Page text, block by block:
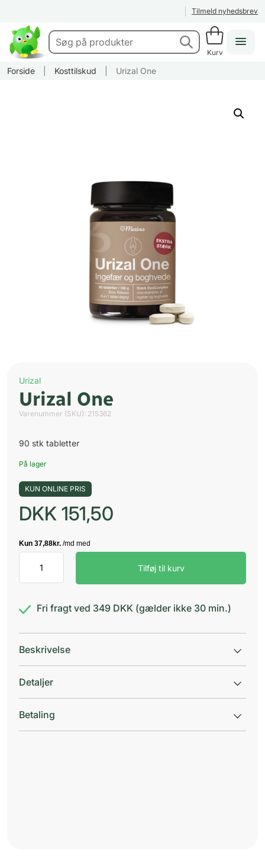
Tilmeld nyhedsbrev
Kurv
Forside Kosttilskud Urizal One
Urizal
Urizal One
Varenummer (SKU): 215362
90 stk tabletter
På lager
KUN ONLINE PRIS
DKK 151,50
antal
Tilføj til kurv
Fri fragt ved 349 DKK (gælder ikke 30 min.)
Beskrivelse
Detaljer
Betaling